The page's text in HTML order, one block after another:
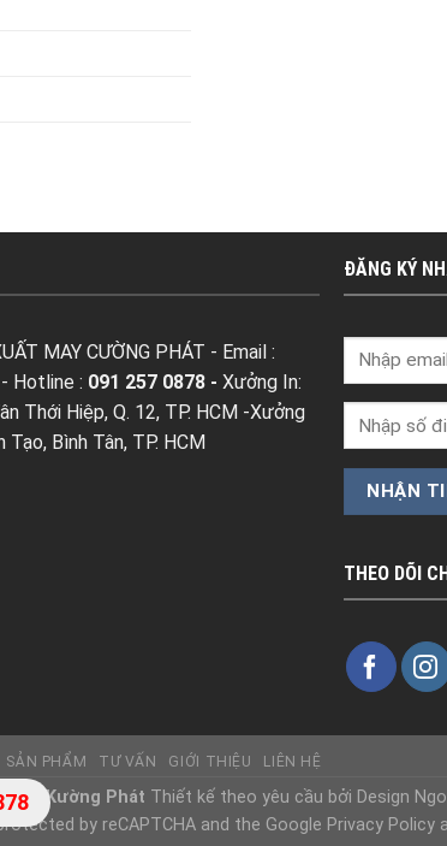
MAY CƯỜNG PHÁT - Email :
Hotline : 091 257 0878 - Xưởng In:
Thới Hiệp, Q. 12, TP. HCM -Xưởng
Bình Tân, TP. HCM
ĐĂNG KÝ
THEO DÕI
SẢN PHẨM TƯ VẤN GIỚI THIỆU LIÊN HỆ
© Kường Phát Thiết kế theo yêu cầu bởi Design
by reCAPTCHA and the Google Privacy Policy